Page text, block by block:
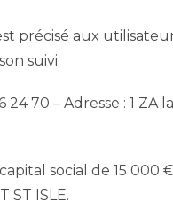
précisé aux
suivi:
70 – Adresse : 1 ZA
social de 15 000 €
ST ISLE.